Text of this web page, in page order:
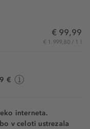
Molecule 234·38 Eau de Parfum
€ 99,99
€ 1.999,80 / 1 l
€
interneta.
v celoti ustrezala